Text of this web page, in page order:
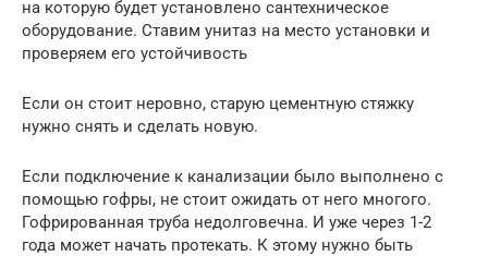
на которую будет установлено сантехническое
оборудование. Ставим унитаз на место установки и
проверяем его устойчивость
Если он стоит неровно, старую цементную стяжку
нужно снять и сделать новую.
Если подключение к канализации было выполнено с
помощью гофры, не стоит ожидать от него многого.
Гофрированная труба недолговечна. И уже через 1-2
года может начать протекать. К этому нужно быть